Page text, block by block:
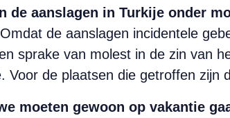
de aanslagen in Turkije onder
de aanslagen incidentele
sprake van molest in de zin van
Voor de plaatsen die getroffen zijn
moeten gewoon op vakantie